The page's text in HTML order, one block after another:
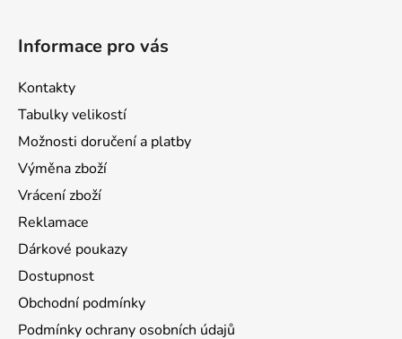
Informace pro vás
Kontakty
Tabulky velikostí
Možnosti doručení a platby
Výměna zboží
Vrácení zboží
Reklamace
Dárkové poukazy
Dostupnost
Obchodní podmínky
Podmínky ochrany osobních údajů